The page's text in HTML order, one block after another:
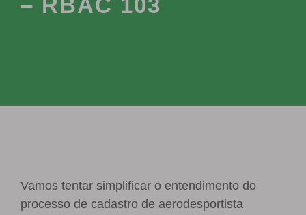
– RBAC 103
Vamos tentar simplificar o entendimento do
processo de cadastro de aerodesportista